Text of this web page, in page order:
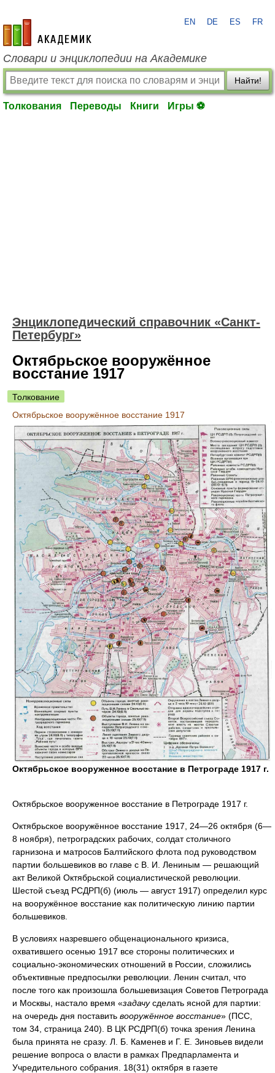
academic.ru
EN DE ES FR
Словари и энциклопедии на Академике
Найти!
Толкования Переводы Книги Игры ⚽
Энциклопедический справочник «Санкт-
Петербург»
Октябрьское вооружённое
восстание 1917
Толкование
Октябрьское вооружённое восстание 1917
Октябрьское вооруженное восстание в Петрограде 1917 г.
Октябрьское вооруженное восстание в Петрограде 1917 г.
Октябрьское вооружённое восстание 1917, 24—26 октября (6—
8 ноября), петроградских рабочих, солдат столичного
гарнизона и матросов Балтийского флота под руководством
партии большевиков во главе с В. И. Лениным — решающий
акт Великой Октябрьской социалистической революции.
Шестой съезд РСДРП(б) (июль — август 1917) определил курс
на вооружённое восстание как политическую линию партии
большевиков.
В условиях назревшего общенационального кризиса,
охватившего осенью 1917 все стороны политических и
социально-экономических отношений в России, сложились
объективные предпосылки революции. Ленин считал, что
после того как произошла большевизация Советов Петрограда
и Москвы, настало время «задачусделать ясной для партии:
на очередь дня поставить вооружённое восстание» (ПСС,
том 34, страница 240). В ЦК РСДРП(б) точка зрения Ленина
была принята не сразу. Л. Б. Каменев и Г. Е. Зиновьев видели
решение вопроса о власти в рамках Предпарламента и
Учредительного собрания. 18(31) октября в газете